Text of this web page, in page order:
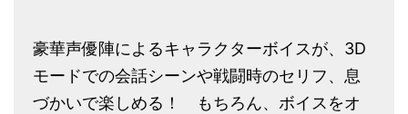
豪華声優陣によるキャラクターボイスが、3D
モードでの会話シーンや戦闘時のセリフ、息
づかいで楽しめる！ もちろん、ボイスをオ